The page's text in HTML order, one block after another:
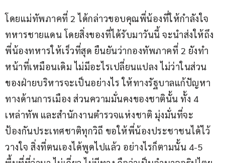
โดยแม่ทัพภาคที่ 2 ได้กล่าวขอบคุณพี่น้องที่ให้กำลังใจ
ทหารชายแดน โดยสิ่งของที่ได้รับมาวันนี้ จะนำส่งให้ถึง
พี่น้องทหารให้เร็วที่สุด ยืนยันว่ากองทัพภาคที่ 2 ยังทำ
หน้าที่เหมือนเดิม ไม่มีอะไรเปลี่ยนแปลง ไม่ว่าในส่วน
ของฝ่ายบริหารจะเป็นอย่างไร ให้ทางรัฐบาลแก้ปัญหา
ทางด้านการเมือง ส่วนความมั่นคงของชาตินั้น ทั้ง 4
เหล่าทัพ และสำนักงานตำรวจแห่งชาติ มุ่งมั่นที่จะ
ป้องกันประเทศชาติทุกวิถี ขอให้พี่น้องประชาชนได้ไว้
วางใจ สิ่งที่ตนเองได้พูดไปแล้ว อย่างไรก็ตามนั้น 4-5